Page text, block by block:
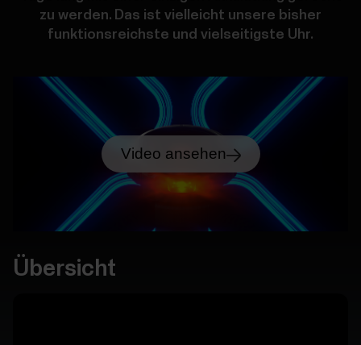
zu werden. Das ist vielleicht unsere bisher
funktionsreichste und vielseitigste Uhr.
Video ansehen
Übersicht